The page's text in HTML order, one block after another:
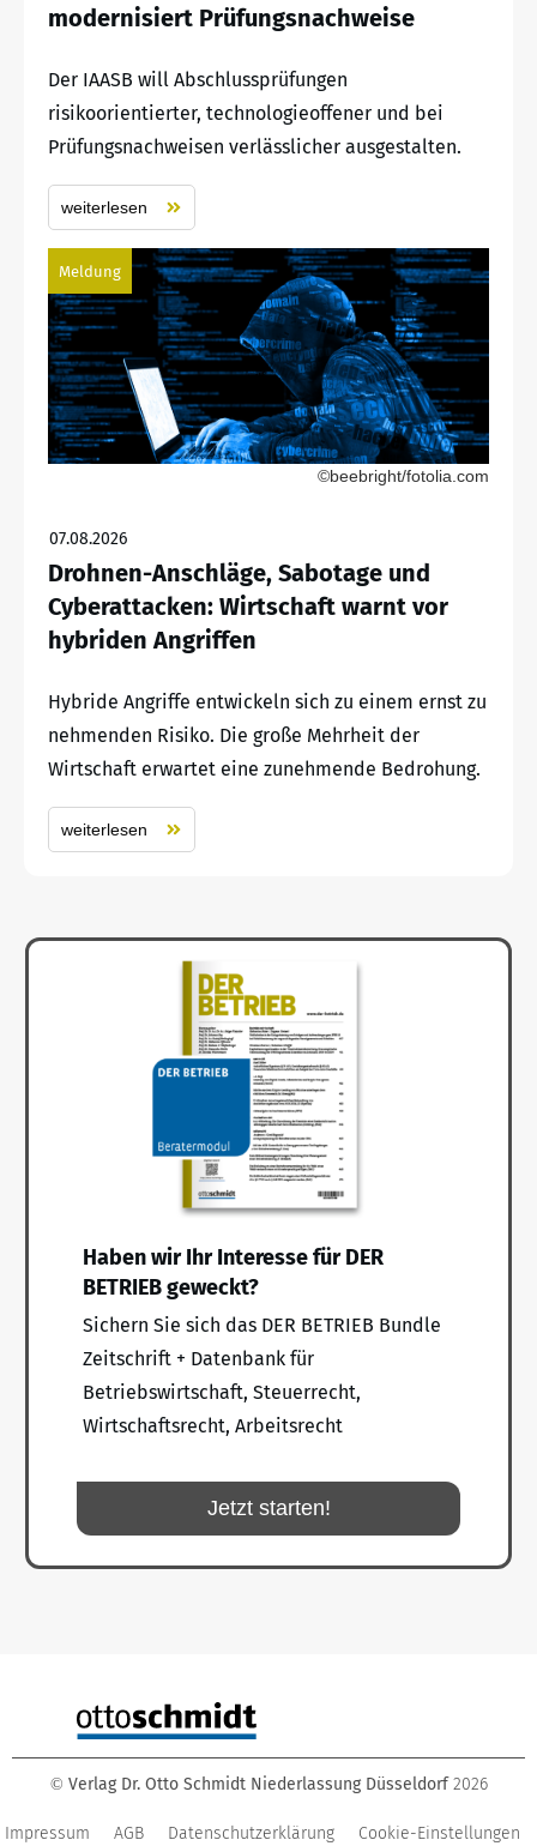
modernisiert Prüfungsnachweise
Der IAASB will Abschlussprüfungen
risikoorientierter, technologieoffener und bei
Prüfungsnachweisen verlässlicher ausgestalten.
weiterlesen
Meldung
©beebright/fotolia.com
07.08.2026
Drohnen-Anschläge, Sabotage und
Cyberattacken: Wirtschaft warnt vor
hybriden Angriffen
Hybride Angriffe entwickeln sich zu einem ernst zu
nehmenden Risiko. Die große Mehrheit der
Wirtschaft erwartet eine zunehmende Bedrohung.
weiterlesen
Haben wir Ihr Interesse für DER
BETRIEB geweckt?
Sichern Sie sich das DER BETRIEB Bundle
Zeitschrift + Datenbank für
Betriebswirtschaft, Steuerrecht,
Wirtschaftsrecht, Arbeitsrecht
Jetzt starten!
© Verlag Dr. Otto Schmidt Niederlassung Düsseldorf 2026
Impressum AGB Datenschutzerklärung Cookie-Einstellungen